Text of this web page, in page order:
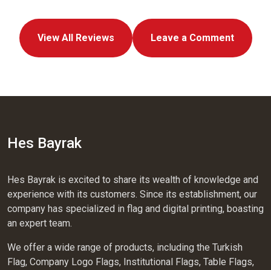
View All Reviews Leave a Comment
Hes Bayrak
Hes Bayrak is excited to share its wealth of knowledge and
experience with its customers. Since its establishment, our
company has specialized in flag and digital printing, boasting
an expert team.
We offer a wide range of products, including the Turkish
Flag, Company Logo Flags, Institutional Flags, Table Flags,